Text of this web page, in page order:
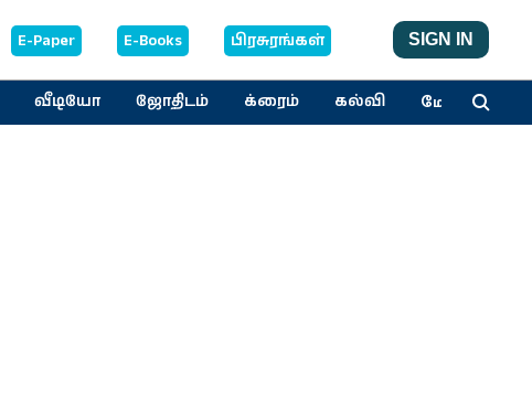
E-Paper E-Books பிரசுரங்கள் SIGN IN
வீடியோ ஜோதிடம் க்ரைம் கல்வி மேலும்